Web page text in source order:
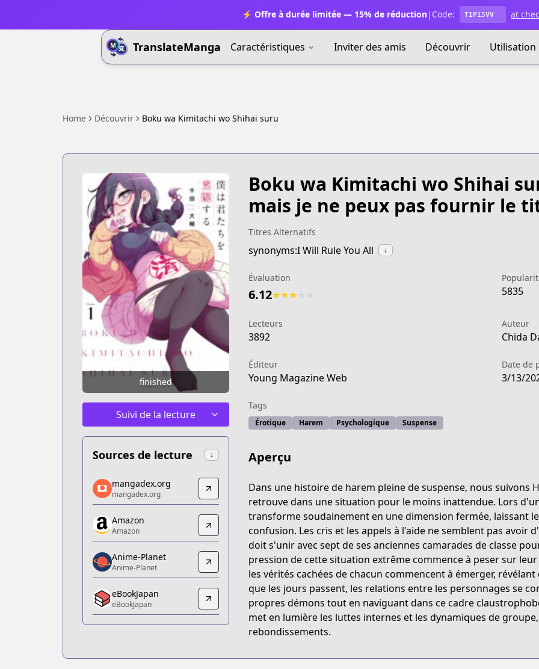
⚡ Offre à durée limitée — 15% de réduction| Code: T1P15VV at
TranslateManga Caractéristiques Inviter des amis Découvrir Utilisation
Home Découvrir Boku wa Kimitachi wo Shihai suru
finished
Suivi de la lecture
Sources de lecture ↓
mangadex.org
mangadex.org
https://mangadex.org/title/564046e1-2919-4f8b-93cc-907b36256534
Amazon
Amazon
https://www.amazon.co.jp/dp/B0B9625KWF
Anime-Planet
Anime-Planet
https://www.anime-planet.com/manga/boku-wa-kimitachi-wo-shihai-suru
eBookJapan
eBookJapan
https://ebookjapan.yahoo.co.jp/books/704647
mangadex.org
mangadex.org
Amazon
Amazon
Anime-Planet
Anime-Planet
eBookJapan
eBookJapan
Boku wa Kimitachi wo Shihai
mais je ne peux pas fournir le
Titres Alternatifs
synonyms:I Will Rule You All ↓
Évaluation
6.12★★★ 5835
Lecteurs
3892
Auteur
Chida
Éditeur
Young Magazine Web
Date de
3/13/
Tags
Érotique Harem Psychologique Suspense
Aperçu
Dans une histoire de harem pleine de suspense, nous suivons
retrouve dans une situation pour le moins inattendue. Lors
transforme soudainement en une dimension fermée, laissant
confusion. Les cris et les appels à l'aide ne semblent pas avoir
doit s'unir avec sept de ses anciennes camarades de classe
pression de cette situation extrême commence à peser sur
les vérités cachées de chacun commencent à émerger,
que les jours passent, les relations entre les personnages se
propres démons tout en naviguant dans ce cadre
met en lumière les luttes internes et les dynamiques de
rebondissements.